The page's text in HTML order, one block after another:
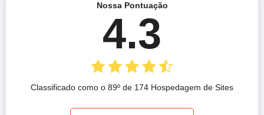
Nossa Pontuação
4.3
Classificado como o 89º de 174 Hospedagem de Sites